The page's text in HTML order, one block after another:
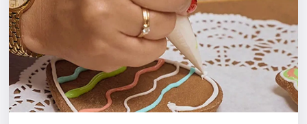
Квесты
Экскурсии
Спорт
События